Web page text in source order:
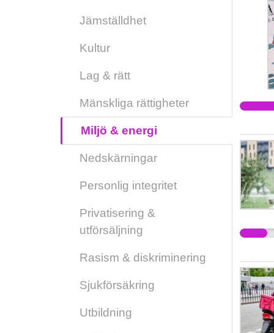
Jämställdhet
Kultur
Lag & rätt
Mänskliga rättigheter
Miljö & energi
Nedskärningar
Personlig integritet
Privatisering &
utförsäljning
Rasism & diskriminering
Sjukförsäkring
Utbildning